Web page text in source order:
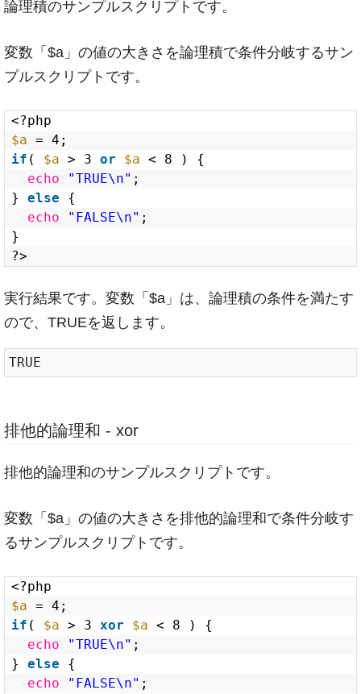
論理積のサンプルスクリプトです。
変数「$a」の値の大きさを論理積で条件分岐するサン
プルスクリプトです。
<?php
$a = 4;
if ( $a > 3 or $a < 8 ) {
echo
"TRUE\n" ;
} else
{
echo
"FALSE\n" ;
}
?>
実行結果です。変数「$a」は、論理積の条件を満たす
ので、TRUEを返します。
排他的論理和 - xor
排他的論理和のサンプルスクリプトです。
変数「$a」の値の大きさを排他的論理和で条件分岐す
るサンプルスクリプトです。
<?php
$a = 4;
if ( $a > 3 xor $a < 8 ) {
echo
"TRUE\n" ;
} else
{
echo
"FALSE\n" ;